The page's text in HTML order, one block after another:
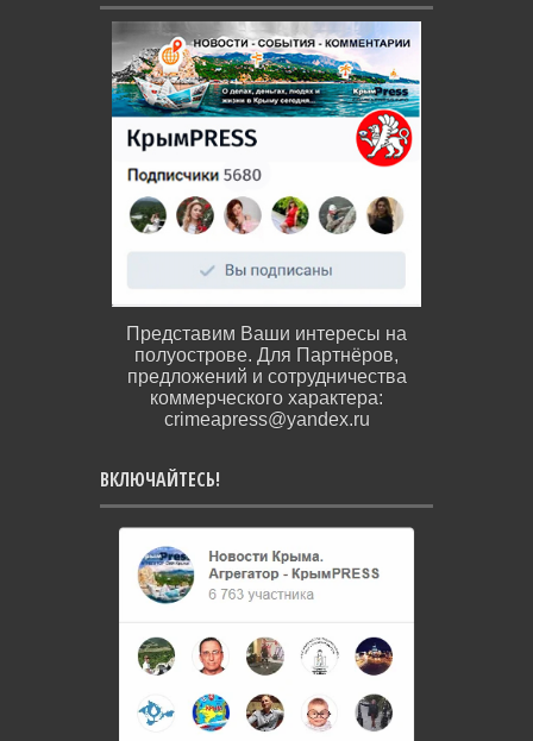
Представим Ваши интересы на
полуострове. Для Партнёров,
предложений и сотрудничества
коммерческого характера:
crimeapress@yandex.ru
ВКЛЮЧАЙТЕСЬ!